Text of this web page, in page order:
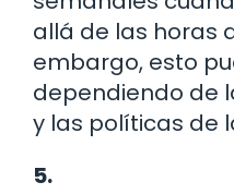
allá de las horas
embargo, esto
dependiendo de
y las políticas de
5.